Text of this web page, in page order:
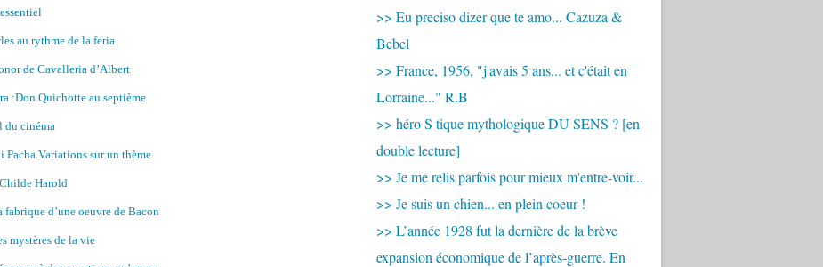
au rythme de la feria
de Cavalleria d’Albert
:Don Quichotte au septième
du cinéma
Pacha.Variations sur un thème
Harold
fabrique d’une oeuvre de Bacon
mystères de la vie
>> Eu preciso dizer que te amo... Cazuza &
Bebel
>> France, 1956, "j'avais 5 ans... et c'était en
Lorraine..." R.B
>> héro S tique mythologique DU SENS ? [en
double lecture]
>> Je me relis parfois pour mieux m'entre-voir...
>> Je suis un chien... en plein coeur !
>> L’année 1928 fut la dernière de la brève
expansion économique de l’après-guerre. En